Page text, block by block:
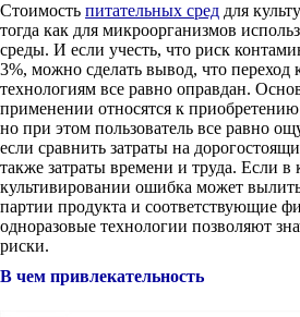
Стоимость питательных сред для
тогда как для микроорганизмов
среды. И если учесть, что риск
3%, можно сделать вывод, что переход
технологиям все равно оправдан.
применении относятся к
но при этом пользователь все равно
если сравнить затраты на
также затраты времени и труда. Если в
культивировании ошибка может
партии продукта и соответствующие
одноразовые технологии позволяют
риски.
В чем привлекательность